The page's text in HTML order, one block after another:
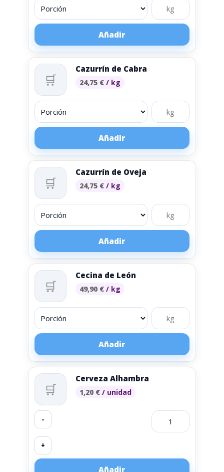
Añadir
🛒
Cazurrín de Cabra
24,75 € / kg
Añadir
🛒
Cazurrín de Oveja
24,75 € / kg
Añadir
🛒
Cecina de León
49,90 € / kg
Añadir
🛒
Cerveza Alhambra
1,20 € / unidad
-
+
Añadir